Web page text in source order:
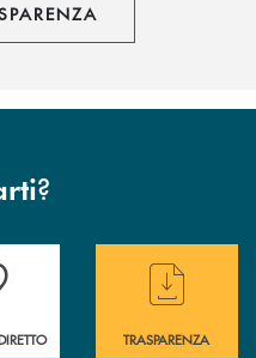
?
di assistenza immediata ?
Hai bisogno di
TRASPARENZA